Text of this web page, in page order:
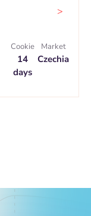
>
Cookie
14
days
Market
Czechia